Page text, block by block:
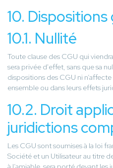
10.
10.1. Nullité
Toute clause des CGU qui
sera privée d'effet, sans que sa
dispositions des CGU ni
ensemble ou dans leurs effets
10.2. Droit
juridictions
Les CGU sont soumises à la loi
Société et un Utilisateur au titre